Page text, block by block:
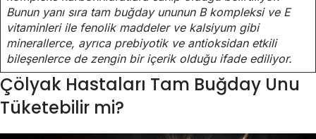
Bunun yanı sıra tam buğday ununun B kompleksi ve E
vitaminleri ile fenolik maddeler ve kalsiyum gibi
minerallerce, ayrıca prebiyotik ve antioksidan etkili
bileşenlerce de zengin bir içerik olduğu ifade ediliyor.
Çölyak Hastaları Tam Buğday Unu
Tüketebilir mi?